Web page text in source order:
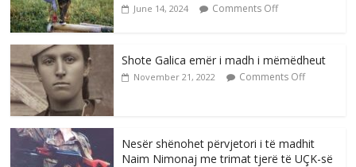
June 14, 2024 Comments Off
Shote Galica emër i madh i mëmëdheut
November 21, 2022 Comments Off
Nesër shënohet përvjetori i të madhit
Naim Nimonaj me trimat tjerë të UÇK-së